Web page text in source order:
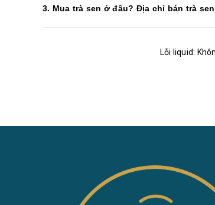
3. Mua trà sen ở đâu? Địa chỉ bán trà
Lỗi liquid: